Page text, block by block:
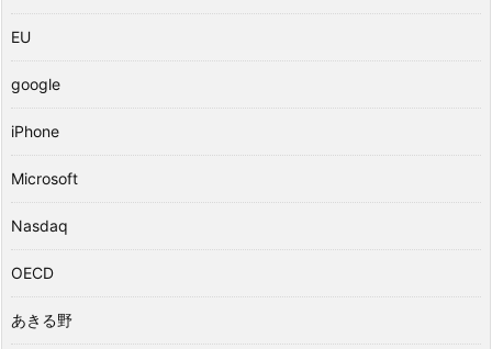
EU
google
iPhone
Microsoft
Nasdaq
OECD
あきる野